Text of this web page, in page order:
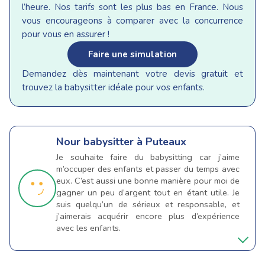
l’heure. Nos tarifs sont les plus bas en France. Nous
vous encourageons à comparer avec la concurrence
pour vous en assurer !
Faire une simulation
Demandez dès maintenant votre devis gratuit et
trouvez la babysitter idéale pour vos enfants.
Nour babysitter à Puteaux
Je souhaite faire du babysitting car j’aime
m’occuper des enfants et passer du temps avec
eux. C’est aussi une bonne manière pour moi de
gagner un peu d’argent tout en étant utile. Je
suis quelqu’un de sérieux et responsable, et
j’aimerais acquérir encore plus d’expérience
avec les enfants.